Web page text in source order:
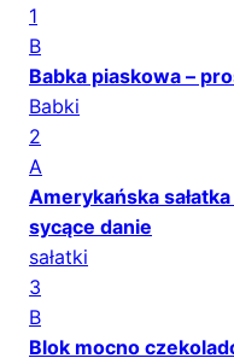
1
B
Babka piaskowa –
Babki
2
A
Amerykańska
sycące danie
sałatki
3
B
Blok mocno